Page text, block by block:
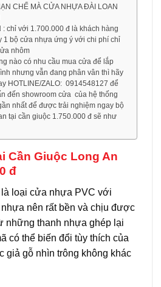
CHẾ MÀ CỬA NHỰA ĐÀI LOAN
: chỉ với 1.700.000 đ là khách hàng
1 bộ cửa nhựa ứng ý với chi phí chỉ
nhôm
nào có nhu cầu mua cửa để lắp
nhưng vẫn đang phân vân thì hãy
HOTLINE/ZALO: 0914548127 để
đến showroom cửa của hệ thống
nhất để được trải nghiệm ngay bộ
tại cần giuộc 1.750.000 đ sẽ như
Cần Giuộc Long An
đ
là loại cửa nhựa PVC với
nên rất bền và chịu được
những thanh nhựa ghép lại
có thể biến đổi tùy thích của
giả gỗ nhìn trông không khác